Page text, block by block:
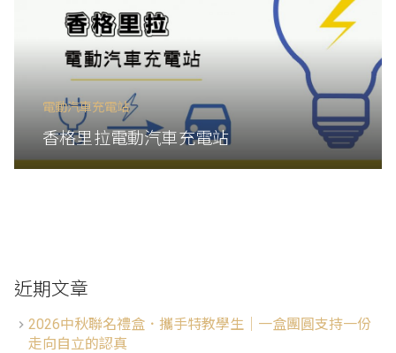
電動汽車充電站
香格里拉電動汽車充電站
近期文章
2026中秋聯名禮盒．攜手特教學生│一盒團圓支持一份
走向自立的認真